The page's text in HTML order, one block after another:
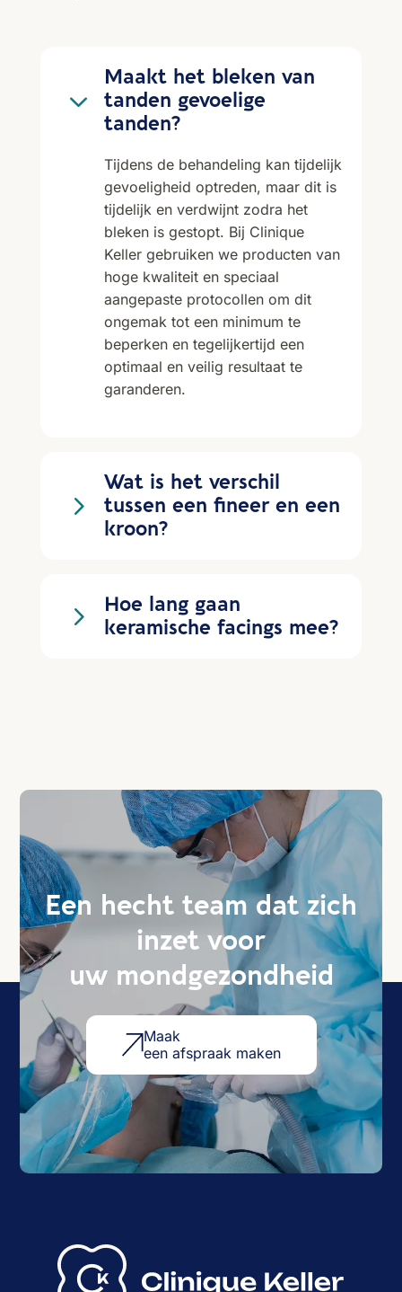
3
Maakt het bleken van
tanden gevoelige
tanden?
Tijdens de behandeling kan tijdelijk
gevoeligheid optreden, maar dit is
tijdelijk en verdwijnt zodra het
bleken is gestopt. Bij Clinique
Keller gebruiken we producten van
hoge kwaliteit en speciaal
aangepaste protocollen om dit
ongemak tot een minimum te
beperken en tegelijkertijd een
optimaal en veilig resultaat te
garanderen.
5
Wat is het verschil
tussen een fineer en een
kroon?
5
Hoe lang gaan
keramische facings mee?
Een hecht team dat zich
inzet voor
uw mondgezondheid
Maak
een afspraak maken